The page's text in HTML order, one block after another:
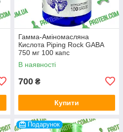
Гамма-Аміномасляна
Кислота Piping Rock GABA
750 мг 100 капс
В наявності
700 ₴
Купити
Подарунок